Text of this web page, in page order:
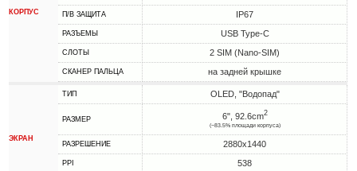
КОРПУС П/В ЗАЩИТА IP67
РАЗЪЕМЫ USB Type-C
СЛОТЫ 2 SIM (Nano-SIM)
СКАНЕР ПАЛЬЦА на задней крышке
ЭКРАН
ТИП OLED, "Водопад"
РАЗМЕР 6", 92.6cm2
(~83.5% площади корпуса)
РАЗРЕШЕНИЕ 2880x1440
PPI 538